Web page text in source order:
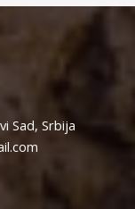
Sad, Srbija